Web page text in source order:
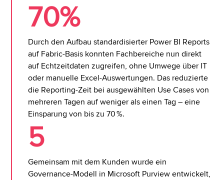
70%
Durch den Aufbau standardisierter Power BI Reports
auf Fabric-Basis konnten Fachbereiche nun direkt
auf Echtzeitdaten zugreifen, ohne Umwege über IT
oder manuelle Excel-Auswertungen. Das reduzierte
die Reporting-Zeit bei ausgewählten Use Cases von
mehreren Tagen auf weniger als einen Tag – eine
Einsparung von bis zu 70 %.
5
Gemeinsam mit dem Kunden wurde ein
Governance-Modell in Microsoft Purview entwickelt,